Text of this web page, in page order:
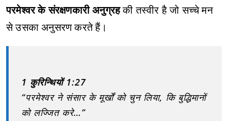
परमेश्वर के संरक्षणकारी अनुग्रहकी तस्वीर है जो सच्चे मन
से उसका अनुसरण करते हैं।
1 कुरिन्थियों 1:27
“परमेश्वर ने संसार के मूर्खों को चुन लिया, कि बुद्धिमानों
को लज्जित करे…”